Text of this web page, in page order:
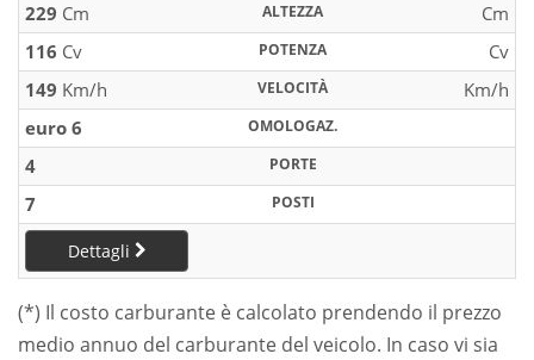
229 Cm ALTEZZA
Cm
116 Cv POTENZA
Cv
149 Km/h VELOCITÀ
Km/h
euro 6
OMOLOGAZ.
4 PORTE
7 POSTI
Dettagli
(*) Il costo carburante è calcolato prendendo il prezzo
medio annuo del carburante del veicolo. In caso vi sia